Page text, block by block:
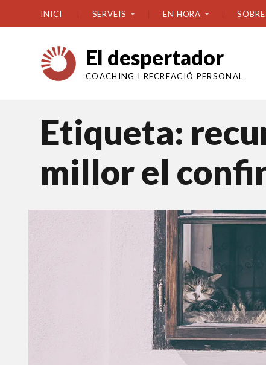
INICI SERVEIS EN HORA
El despertador
COACHING I RECREACIÓ PERSONAL
Etiqueta:
millor el